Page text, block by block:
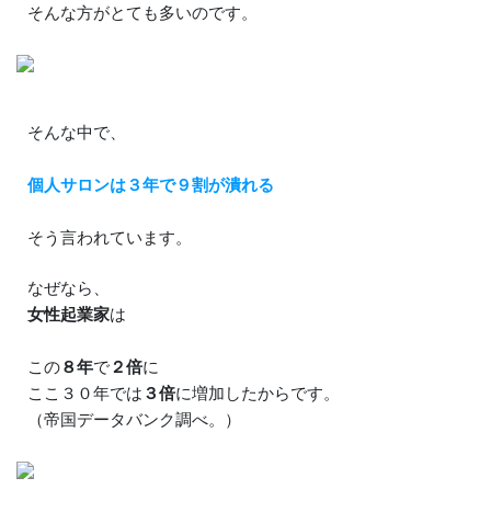
そんな方がとても多いのです。
そんな中で、
個人サロンは３年で９割が潰れる
そう言われています。
なぜなら、
女性起業家は
この８年で ２倍に
ここ３０年では ３倍に増加したからです。
（帝国データバンク調べ。）